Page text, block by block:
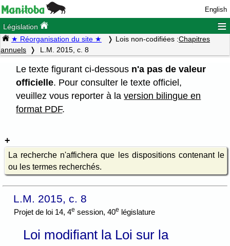
English
Législation ≡
★ Réorganisation du site ★ Lois non-codifiées :Chapitres
annuels
L.M. 2015, c. 8
Le texte figurant ci-dessous n'a pas de valeur
officielle. Pour consulter le texte officiel,
veuillez vous reporter à laversion bilingue en
format PDF.
La recherche n'affichera que les dispositions contenant le
ou les termes recherchés.
L.M. 2015, c. 8
Projet de loi 14, 4e session, 40e législature
Loi modifiant la Loi sur la